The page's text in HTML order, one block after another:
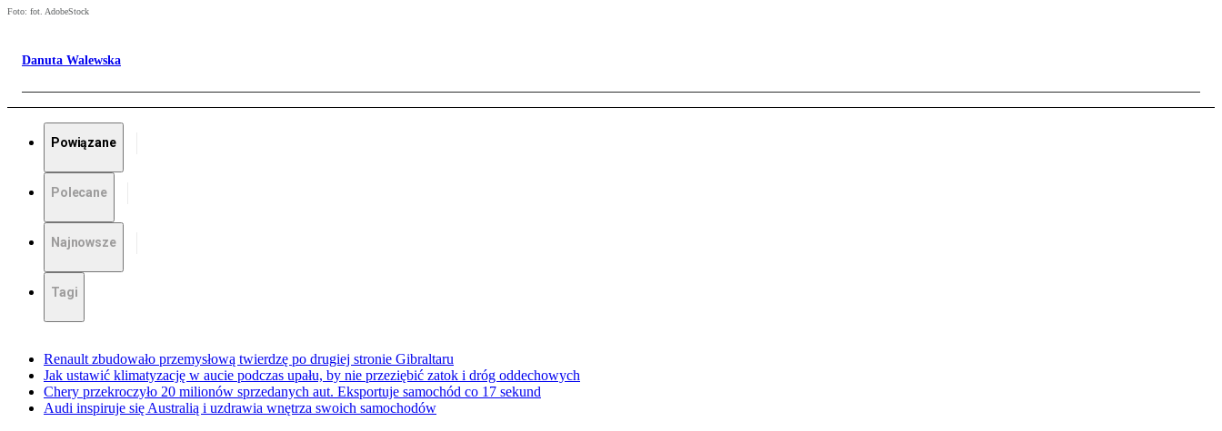
Foto: fot. AdobeStock
Danuta Walewska
Powiązane
Polecane
Najnowsze
Tagi
Renault zbudowało przemysłową twierdzę po drugiej stronie Gibraltaru
Jak ustawić klimatyzację w aucie podczas upału, by nie przeziębić zatok i dróg oddechowych
Chery przekroczyło 20 milionów sprzedanych aut. Eksportuje samochód co 17 sekund
Audi inspiruje się Australią i uzdrawia wnętrza swoich samochodów